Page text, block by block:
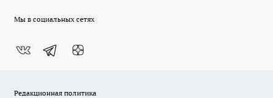
Мы в социальных сетях
Редакционная политика